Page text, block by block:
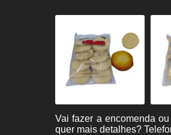
Vai fazer a encomenda
quer mais detalhes?